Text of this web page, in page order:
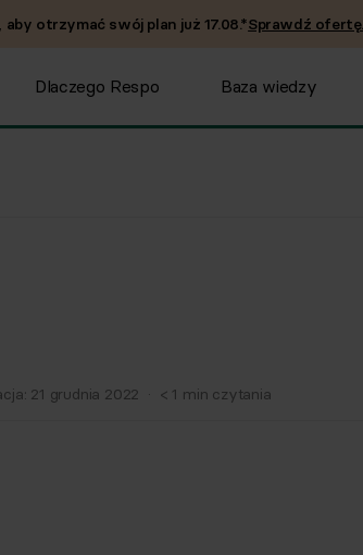
aby otrzymać swój plan już 17.08.*Sprawdź ofertę.
Dlaczego Respo Baza wiedzy
21 grudnia 2022 · < 1 min czytania